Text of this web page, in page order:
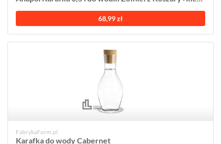
68,99 zł
FabrykaForm.pl
Karafka do wody Cabernet